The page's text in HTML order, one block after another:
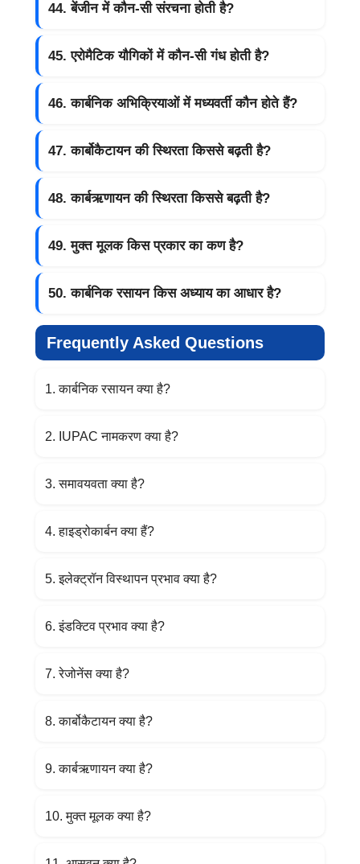
44. बेंजीन में कौन-सी संरचना होती है?
45. एरोमैटिक यौगिकों में कौन-सी गंध होती है?
46. कार्बनिक अभिक्रियाओं में मध्यवर्ती कौन होते हैं?
47. कार्बोकैटायन की स्थिरता किससे बढ़ती है?
48. कार्बऋणायन की स्थिरता किससे बढ़ती है?
49. मुक्त मूलक किस प्रकार का कण है?
50. कार्बनिक रसायन किस अध्याय का आधार है?
Frequently Asked Questions
1. कार्बनिक रसायन क्या है?
2. IUPAC नामकरण क्या है?
3. समावयवता क्या है?
4. हाइड्रोकार्बन क्या हैं?
5. इलेक्ट्रॉन विस्थापन प्रभाव क्या है?
6. इंडक्टिव प्रभाव क्या है?
7. रेजोनेंस क्या है?
8. कार्बोकैटायन क्या है?
9. कार्बऋणायन क्या है?
10. मुक्त मूलक क्या है?